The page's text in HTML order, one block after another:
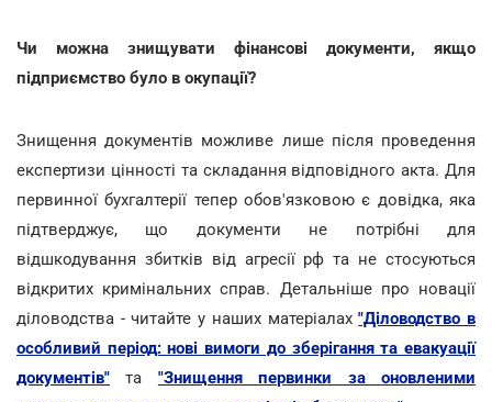
Чи можна знищувати фінансові документи, якщо
підприємство було в окупації?
Знищення документів можливе лише після проведення
експертизи цінності та складання відповідного акта. Для
первинної бухгалтерії тепер обов'язковою є довідка, яка
підтверджує, що документи не потрібні для
відшкодування збитків від агресії рф та не стосуються
відкритих кримінальних справ. Детальніше про новації
діловодства - читайте у наших матеріалах"Діловодство в
особливий період: нові вимоги до зберігання та евакуації
документів" та "Знищення первинки за оновленими